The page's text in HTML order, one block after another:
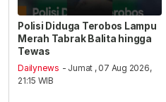
Polisi Diduga Terobos Lampu
Merah Tabrak Balita hingga
Tewas
Dailynews - Jumat , 07 Aug 2026,
21:15 WIB